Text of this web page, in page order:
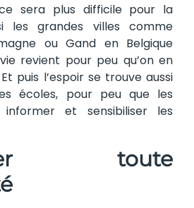
sera plus difficile pour la
les grandes villes comme
ou Gand en Belgique
revient pour peu qu’on en
puis l’espoir se trouve aussi
écoles, pour peu que les
et sensibiliser les
toute